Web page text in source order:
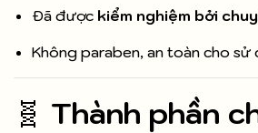
Đã được kiểm nghiệm bởi
Không paraben, an toàn cho
🧬 Thành phần